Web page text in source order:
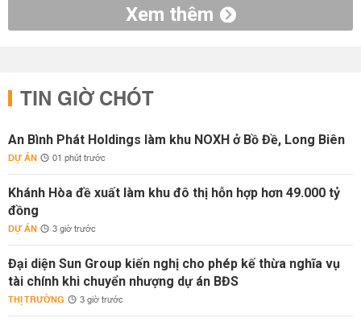
Xem thêm
TIN GIỜ CHÓT
An Bình Phát Holdings làm khu NOXH ở Bồ Đề, Long Biên
DỰ ÁN 01 phút trước
Khánh Hòa đề xuất làm khu đô thị hỗn hợp hơn 49.000 tỷ
đồng
DỰ ÁN 3 giờ trước
Đại diện Sun Group kiến nghị cho phép kế thừa nghĩa vụ
tài chính khi chuyển nhượng dự án BĐS
THỊ TRƯỜNG 3 giờ trước